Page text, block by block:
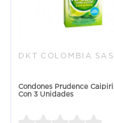
DKT COLOMBIA SAS
Condones Prudence
Con 3 Unidades